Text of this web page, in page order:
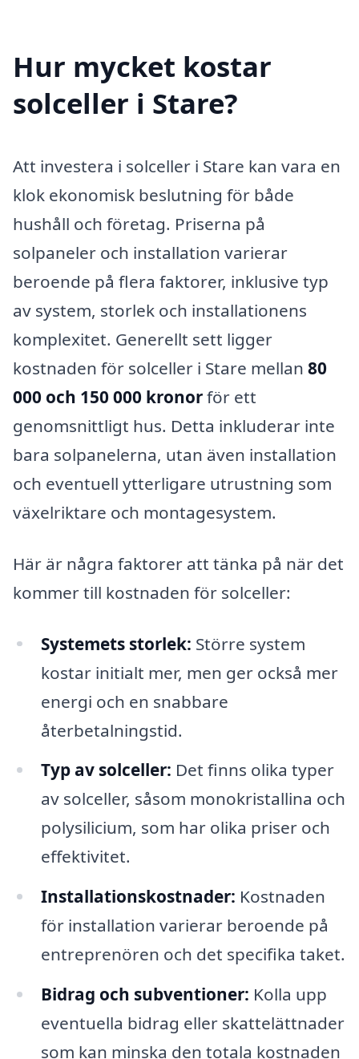
Hur mycket kostar
solceller i Stare?
Att investera i solceller i Stare kan vara en
klok ekonomisk beslutning för både
hushåll och företag. Priserna på
solpaneler och installation varierar
beroende på flera faktorer, inklusive typ
av system, storlek och installationens
komplexitet. Generellt sett ligger
kostnaden för solceller i Stare mellan 80
000 och 150 000 kronorför ett
genomsnittligt hus. Detta inkluderar inte
bara solpanelerna, utan även installation
och eventuell ytterligare utrustning som
växelriktare och montagesystem.
Här är några faktorer att tänka på när det
kommer till kostnaden för solceller:
Systemets storlek: Större system
kostar initialt mer, men ger också mer
energi och en snabbare
återbetalningstid.
Typ av solceller: Det finns olika typer
av solceller, såsom monokristallina och
polysilicium, som har olika priser och
effektivitet.
Installationskostnader: Kostnaden
för installation varierar beroende på
entreprenören och det specifika taket.
Bidrag och subventioner: Kolla upp
eventuella bidrag eller skattelättnader
som kan minska den totala kostnaden